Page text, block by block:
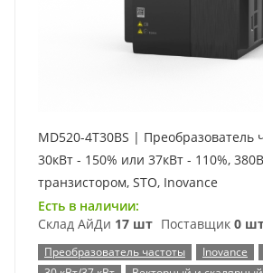
MD520-4T30BS | Преобразователь
30кВт - 150% или 37кВт - 110%,
транзистором, STO, Inovance
Есть в наличии:
Склад АйДи 17 шт Поставщик 0
Преобразователь частоты Inovance